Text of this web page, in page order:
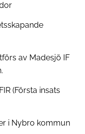
av Madesjö IF
(Första insats
i Nybro kommun